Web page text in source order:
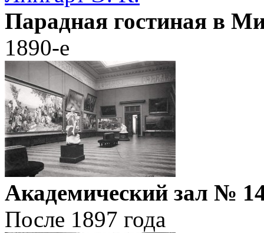
Парадная гостиная в
1890-е
Академический зал №
После 1897 года